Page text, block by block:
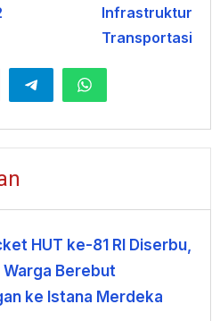
Infrastruktur
Transportasi
HUT ke-81 RI Diserbu,
Warga Berebut
ke Istana Merdeka